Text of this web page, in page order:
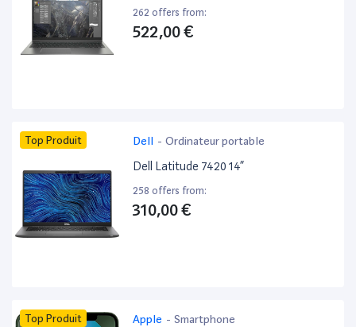
262 offers from:
522,00 €
Top Produit Dell - Ordinateur portable
Dell Latitude 7420 14”
258 offers from:
310,00 €
Top Produit Apple - Smartphone